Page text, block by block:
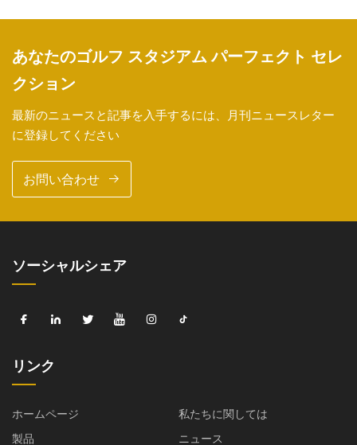
あなたのゴルフ スタジアム パーフェクト セレ
クション
最新のニュースと記事を入手するには、月刊ニュースレター
に登録してください
お問い合わせ
ソーシャルシェア
リンク
ホームページ
私たちに関しては
製品
ニュース